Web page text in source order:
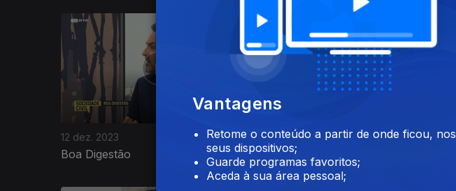
12 dez. 2023
Boa Digestão
11 dez. 2023
Influências na Língua
733134
Vantagens
Retome o conteúdo a partir de onde ficou, nos
seus dispositivos;
Guarde programas favoritos;
Aceda à sua área pessoal;